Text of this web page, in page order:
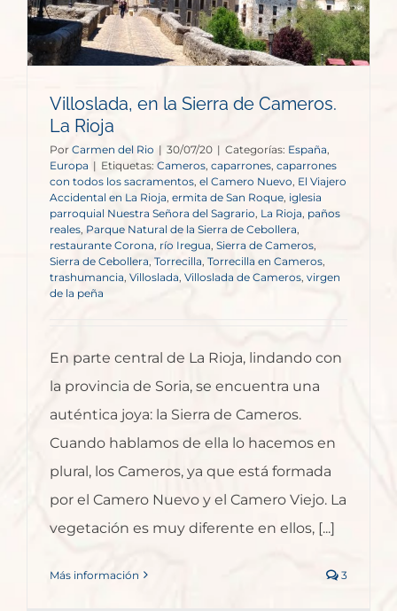
Villoslada, en la Sierra de Cameros.
La Rioja
Por Carmen del Rio | 30/07/20 | Categorías: España
Europa | Etiquetas: Cameros, caparrones caparrones
con todos los sacramentos el Camero Nuevo El Viajero
Accidental en La Rioja ermita de San Roque, iglesia
parroquial Nuestra Señora del Sagrario, La Rioja paños
reales, Parque Natural de la Sierra de Cebollera
restaurante Corona, río Iregua, Sierra de Cameros,
Sierra de Cebollera Torrecilla Torrecilla en Cameros,
trashumancia, Villoslada, Villoslada de Cameros, virgen
de la peña
En parte central de La Rioja, lindando con
la provincia de Soria, se encuentra una
auténtica joya: la Sierra de Cameros.
Cuando hablamos de ella lo hacemos en
plural, los Cameros, ya que está formada
por el Camero Nuevo y el Camero Viejo. La
vegetación es muy diferente en ellos, [...]
Más información 3